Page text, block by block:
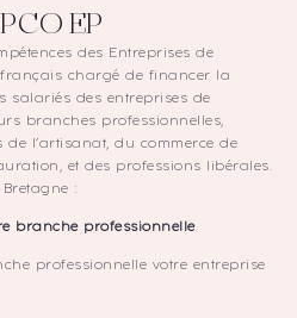
du
produitEP
des Entreprises de
chargé de financer la
salariés des entreprises de
branches professionnelles,
de l’artisanat, du commerce de
et des professions libérales.
:
branche professionnelle
professionnelle votre entreprise